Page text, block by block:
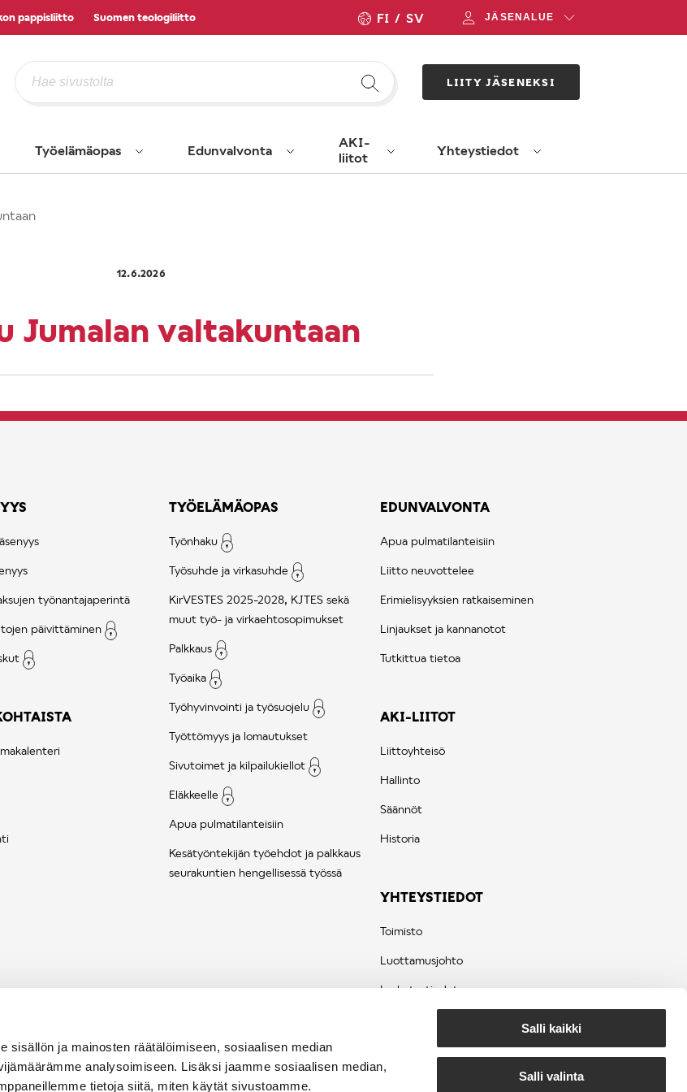
sisällön ja mainosten räätälöimiseen, sosiaalisen median
analysoimiseen. Lisäksi jaamme sosiaalisen median,
tietoja siitä, miten käytät sivustoamme.
Salli kaikki
Salli valinta
pappisliitto Suomen teologiliitto FI SV JÄSENALUE
LIITY JÄSENEKSI
Työelämäopas Edunvalvonta
AKI-
liitot
Yhteystiedot
12.6.2026
Jumalan valtakuntaan
työnantajaperintä
päivittäminen
TYÖELÄMÄOPAS
Työnhaku
Työsuhde ja virkasuhde
KirVESTES 2025-2028, KJTES sekä
muut työ- ja virkaehtosopimukset
Palkkaus
Työaika
Työhyvinvointi ja työsuojelu
Työttömyys ja lomautukset
Sivutoimet ja kilpailukiellot
Eläkkeelle
Apua pulmatilanteisiin
Kesätyöntekijän työehdot ja palkkaus
seurakuntien hengellisessä työssä
EDUNVALVONTA
Apua pulmatilanteisiin
Liitto neuvottelee
Erimielisyyksien ratkaiseminen
Linjaukset ja kannanotot
Tutkittua tietoa
AKI-LIITOT
Liittoyhteisö
Hallinto
Säännöt
Historia
YHTEYSTIEDOT
Toimisto
Luottamusjohto
Laskutustiedot